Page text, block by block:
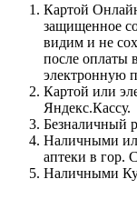
Картой
защищенное
видим и не
после оплаты
электронную
Картой или
Яндекс.Кассу.
Безналичный
Наличными
аптеки в гор.
Наличными